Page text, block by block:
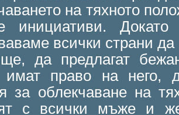
на тяхното
инициативи.
всички страни
да предлагат
имат право на него,
за облекчаване на
с всички мъже и